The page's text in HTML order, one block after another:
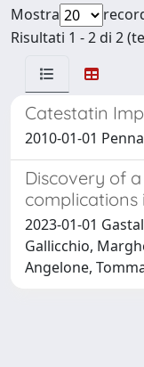
Mostra
Risultati 1 - 2 di 2
Catestatin
2010-01-01
Discovery of
2023-01-01
Gallicchio,
Angelone,